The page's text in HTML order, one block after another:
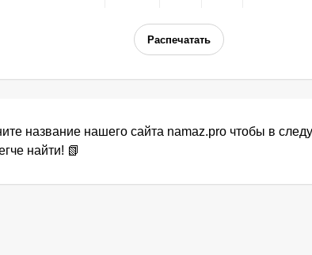
Распечатать
название нашего сайта namaz.pro чтобы в
найти! 📗